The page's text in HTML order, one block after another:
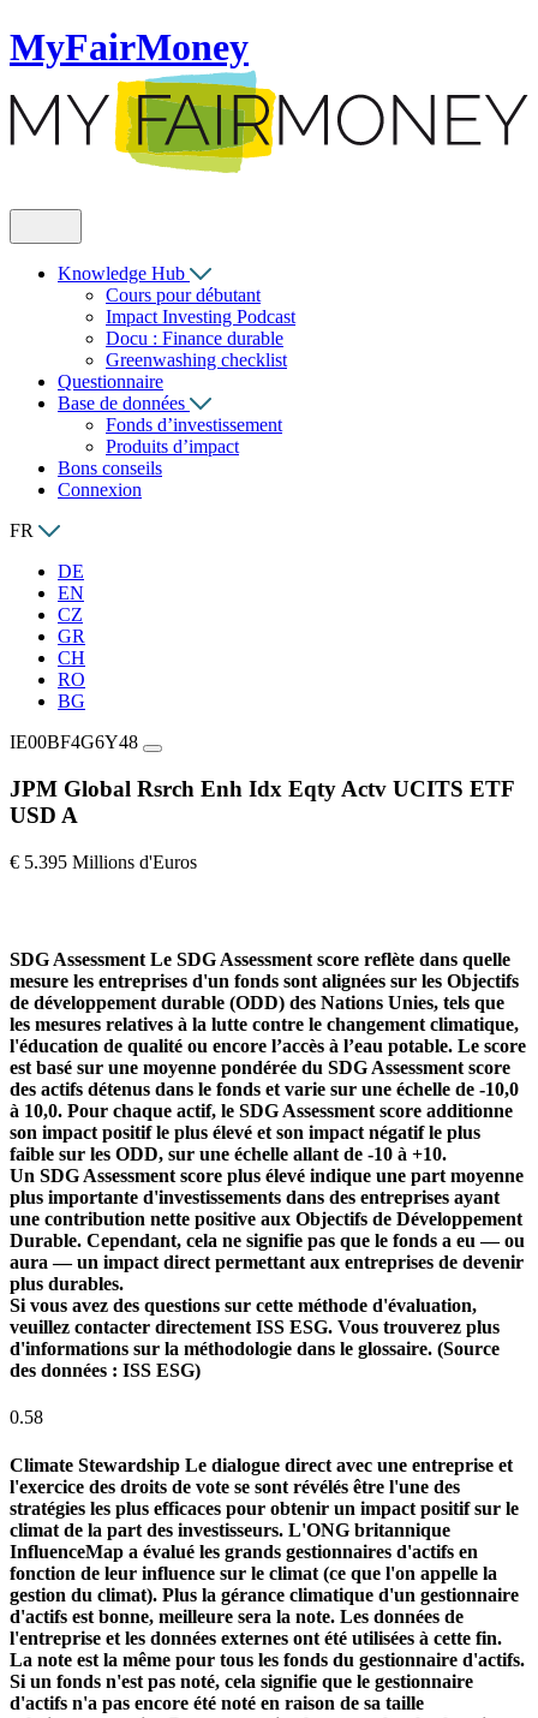
MyFairMoney
Knowledge Hub
Cours pour débutant
Impact Investing Podcast
Docu : Finance durable
Greenwashing checklist
Questionnaire
Base de données
Fonds d’investissement
Produits d’impact
Bons conseils
Connexion
FR
DE
EN
CZ
GR
CH
RO
BG
IE00BF4G6Y48
JPM Global Rsrch Enh Idx Eqty Actv UCITS ETF
USD A
€ 5.395 Millions d'Euros
SDG Assessment Le SDG Assessment score reflète dans quelle
mesure les entreprises d'un fonds sont alignées sur les Objectifs
de développement durable (ODD) des Nations Unies, tels que
les mesures relatives à la lutte contre le changement climatique,
l'éducation de qualité ou encore l’accès à l’eau potable. Le score
est basé sur une moyenne pondérée du SDG Assessment score
des actifs détenus dans le fonds et varie sur une échelle de -10,0
à 10,0. Pour chaque actif, le SDG Assessment score additionne
son impact positif le plus élevé et son impact négatif le plus
faible sur les ODD, sur une échelle allant de -10 à +10.
Un SDG Assessment score plus élevé indique une part moyenne
plus importante d'investissements dans des entreprises ayant
une contribution nette positive aux Objectifs de Développement
Durable. Cependant, cela ne signifie pas que le fonds a eu — ou
aura — un impact direct permettant aux entreprises de devenir
plus durables.
Si vous avez des questions sur cette méthode d'évaluation,
veuillez contacter directement ISS ESG. Vous trouverez plus
d'informations sur la méthodologie dans le glossaire. (Source
des données : ISS ESG)
0.58
Climate Stewardship Le dialogue direct avec une entreprise et
l'exercice des droits de vote se sont révélés être l'une des
stratégies les plus efficaces pour obtenir un impact positif sur le
climat de la part des investisseurs. L'ONG britannique
InfluenceMap a évalué les grands gestionnaires d'actifs en
fonction de leur influence sur le climat (ce que l'on appelle la
gestion du climat). Plus la gérance climatique d'un gestionnaire
d'actifs est bonne, meilleure sera la note. Les données de
l'entreprise et les données externes ont été utilisées à cette fin.
La note est la même pour tous les fonds du gestionnaire d'actifs.
Si un fonds n'est pas noté, cela signifie que le gestionnaire
d'actifs n'a pas encore été noté en raison de sa taille